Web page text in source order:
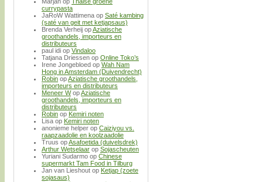
currypasta
JaRoW Wattimena op Saté kambing
(saté van geit met ketjapsaus)
Brenda Verheij opAziatische
groothandels, importeurs en
distributeurs
paul idi op Vindaloo
Tatjana Driessen op Online Toko’s
Irene Jongebloed op Wah Nam
Hong in Amsterdam (Duivendrecht)
Robin opAziatische groothandels,
importeurs en distributeurs
Meneer WopAziatische
groothandels, importeurs en
distributeurs
Robin op Kemiri noten
Lisa op Kemiri noten
anonieme helper op Caiziyou vs.
raapzaadolie en koolzaadolie
Truus opAsafoetida (duivelsdrek)
Arthur Wetselaar op Sojascheuten
Yuriani Sudarmo op Chinese
supermarkt Tam Food in Tilburg
Jan van Lieshout op Ketjap (zoete
sojasaus)